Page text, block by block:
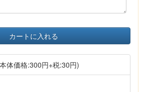
カートに入れる
体価格:300円+税:30円)